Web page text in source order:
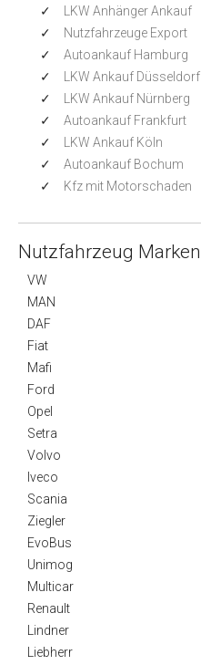
LKW Anhänger Ankauf
Nutzfahrzeuge Export
Autoankauf Hamburg
LKW Ankauf Düsseldorf
LKW Ankauf Nürnberg
Autoankauf Frankfurt
LKW Ankauf Köln
Autoankauf Bochum
Kfz mit Motorschaden
Nutzfahrzeug Marken
VW
MAN
DAF
Fiat
Mafi
Ford
Opel
Setra
Volvo
Iveco
Scania
Ziegler
EvoBus
Unimog
Multicar
Renault
Lindner
Liebherr